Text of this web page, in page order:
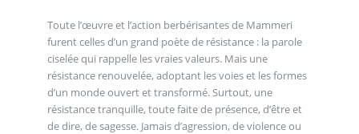
Toute l’œuvre et l’action berbérisantes de Mammeri
furent celles d’un grand poète de résistance : la parole
ciselée qui rappelle les vraies valeurs. Mais une
résistance renouvelée, adoptant les voies et les formes
d’un monde ouvert et transformé. Surtout, une
résistance tranquille, toute faite de présence, d’être et
de dire, de sagesse. Jamais d’agression, de violence ou